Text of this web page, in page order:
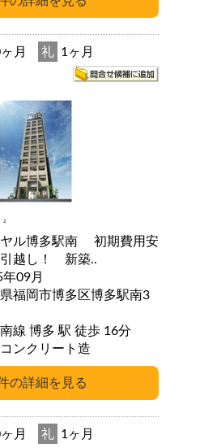
月 礼 1ヶ月
2
ヤル博多駅南 初期費用安
引越し！ 新築..
09月
福岡市博多区博多駅南3
博多南線 博多 駅 徒歩 16分
ンクリート造
月 礼 1ヶ月